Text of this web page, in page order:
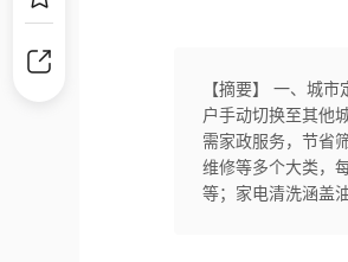
【摘要】 一、城
户手动切换至其他
需家政服务，节省
维修等多个大类，
等；家电清洗涵盖